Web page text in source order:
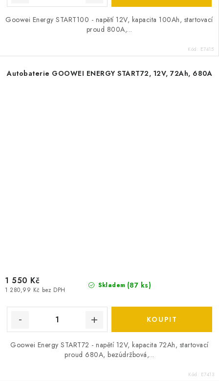
Goowei Energy START100 - napětí 12V, kapacita 100Ah, startovací
proud 800A,...
Kód: E7415
Autobaterie GOOWEI ENERGY START72, 12V, 72Ah, 680A
Skladem (87 ks)
1 280,99 Kč bez DPH
1 550 Kč
Goowei Energy START72 - napětí 12V, kapacita 72Ah, startovací
proud 680A, bezúdržbová,...
Kód: E7413